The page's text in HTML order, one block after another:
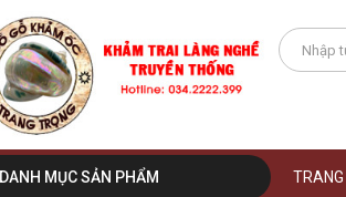
DANH MỤC SẢN PHẨM TRANG